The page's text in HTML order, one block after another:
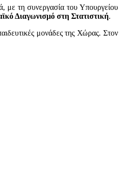
με τη συνεργασία του Υπουργείου
Διαγωνισμό στη Στατιστική.
μονάδες της Χώρας. Στον